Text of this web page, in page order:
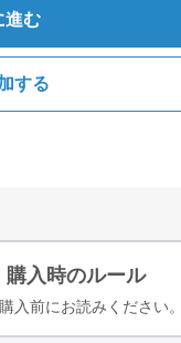
進む
する
購入時のルール
入前にお読みください。